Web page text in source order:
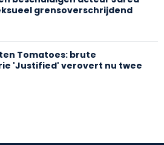
grensoverschrijdend
Tomatoes: brute
'Justified' verovert nu twee